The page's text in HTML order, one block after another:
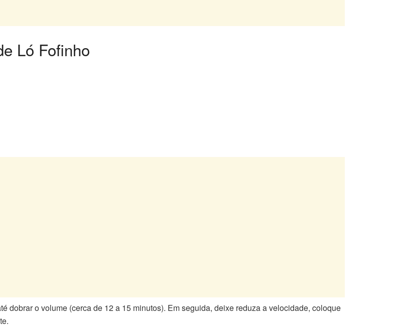
Ló Fofinho
dobrar o volume (cerca de 12 a 15 minutos). Em seguida, deixe reduza a velocidade, coloque